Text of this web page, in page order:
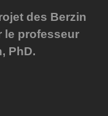
des Berzin
le professeur
PhD.